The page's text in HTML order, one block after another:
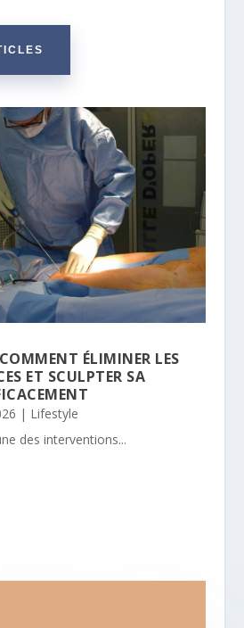
ÉLIMINER LES
ET SCULPTER SA
| Lifestyle
des interventions...